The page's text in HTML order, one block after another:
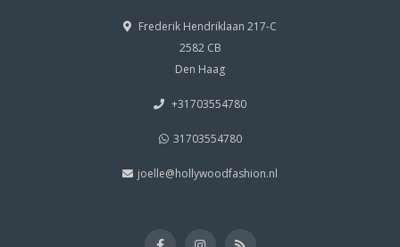
Frederik Hendriklaan 217-C
2582 CB
Den Haag
+31703554780
31703554780
joelle@hollywoodfashion.nl